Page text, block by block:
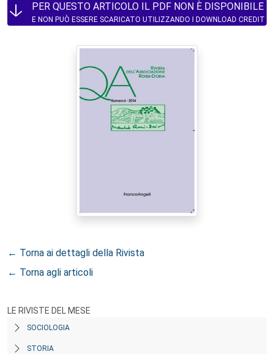
PER QUESTO ARTICOLO IL PDF NON È DISPONIBILE
E NON PUÒ ESSERE SCARICATO UTILIZZANDO I DOWNLOAD CREDIT
← Torna ai dettagli della Rivista
← Torna agli articoli
LE RIVISTE DEL MESE
SOCIOLOGIA
STORIA